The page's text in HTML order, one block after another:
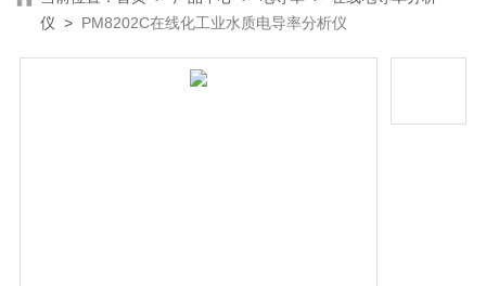
仪 > PM8202C在线化工业水质电导率分析仪